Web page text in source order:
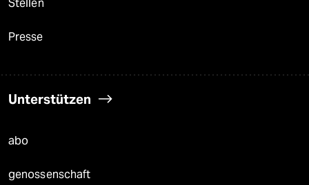
Stellen
Presse
Unterstützen
abo
genossenschaft